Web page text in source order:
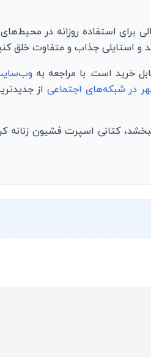
برای استفاده روزانه در
و استایلی جذاب و متفاوت خلق
خرید است. با مراجعه به
در شبکه‌های اجتماعی از
کتانی اسپرت فشیون زنانه